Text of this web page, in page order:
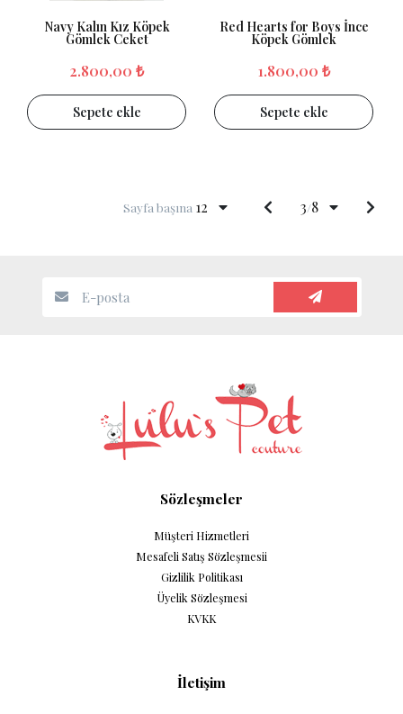
Navy Kalın Kız Köpek
Gömlek Ceket
2.800,00 ₺
Sepete ekle
Red Hearts for Boys İnce
Köpek Gömlek
1.800,00 ₺
Sepete ekle
Sayfa başına 12 3/8
Sözleşmeler
Müşteri Hizmetleri
Mesafeli Satış Sözleşmesii
Gizlilik Politikası
Üyelik Sözleşmesi
KVKK
İletişim